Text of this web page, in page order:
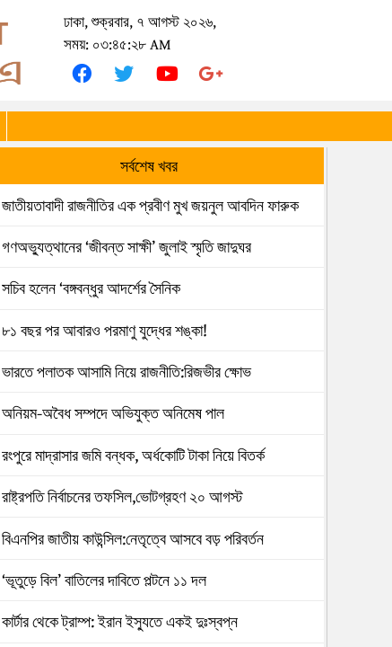
ঢাকা, শুক্রবার, ৭ আগস্ট ২০২৬,
সময়: ০৩:৪৫:২৮ AM
সর্বশেষ খবর
জাতীয়তাবাদী রাজনীতির এক প্রবীণ মুখ জয়নুল আবদিন ফারুক
গণঅভ্যুত্থানের ‘জীবন্ত সাক্ষী’ জুলাই স্মৃতি জাদুঘর
সচিব হলেন ‘বঙ্গবন্ধুর আদর্শের সৈনিক
৮১ বছর পর আবারও পরমাণু যুদ্ধের শঙ্কা!
ভারতে পলাতক আসামি নিয়ে রাজনীতি:রিজভীর ক্ষোভ
অনিয়ম-অবৈধ সম্পদে অভিযুক্ত অনিমেষ পাল
রংপুরে মাদ্রাসার জমি বন্ধক, অর্ধকোটি টাকা নিয়ে বিতর্ক
রাষ্ট্রপতি নির্বাচনের তফসিল,ভোটগ্রহণ ২০ আগস্ট
বিএনপির জাতীয় কাউন্সিল:নেতৃত্বে আসবে বড় পরিবর্তন
‘ভূতুড়ে বিল’ বাতিলের দাবিতে পল্টনে ১১ দল
কার্টার থেকে ট্রাম্প: ইরান ইস্যুতে একই দুঃস্বপ্ন